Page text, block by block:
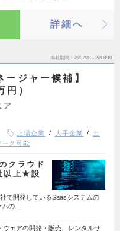
詳細へ
掲載期間 26/07/28～26/08/10
ジャー候補】
円）
ア
上場企業 大手企業
土
ーク可能
クラウド
以上★設
で開発しているSaasシステムの
ムの…
ェアの開発・販売、レンタルサ